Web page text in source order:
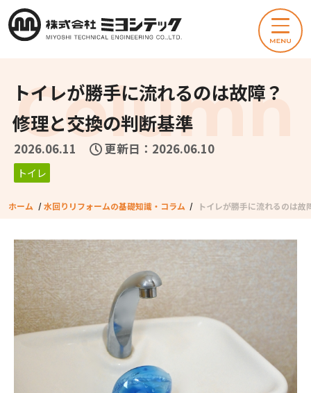
トイレが勝手に流れるのは故障？
修理と交換の判断基準
2026.06.11 更新日：2026.06.10
トイレ
ホーム /水回りリフォームの基礎知識・コラム / トイレが勝手に流れるのは